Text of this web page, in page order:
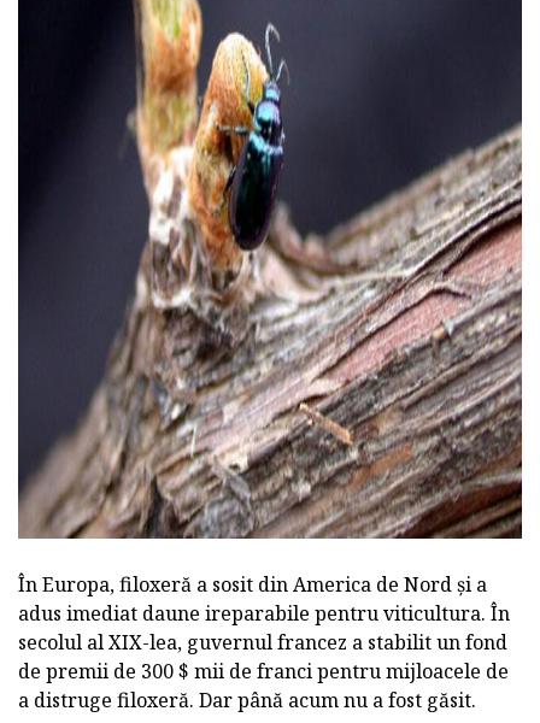
ad
În Europa, filoxeră a sosit din America de Nord și a
adus imediat daune ireparabile pentru viticultura. În
secolul al XIX-lea, guvernul francez a stabilit un fond
de premii de 300 $ mii de franci pentru mijloacele de
a distruge filoxeră. Dar până acum nu a fost găsit.